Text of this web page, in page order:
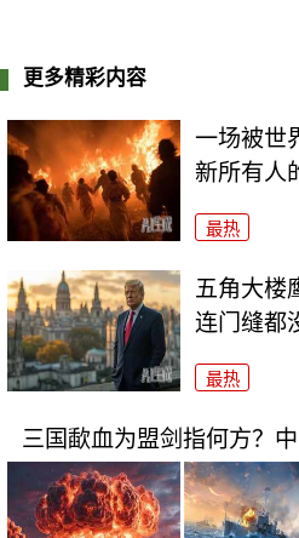
更多精彩内容
一场被世
新所有人
最热
五角大楼
连门缝都
最热
三国歃血为盟剑指何方？